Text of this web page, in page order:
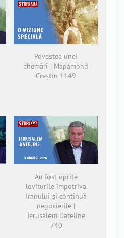
Povestea unei
chemări | Mapamond
Creștin 1149
Au fost oprite
loviturile împotriva
Iranului și continuă
negocierile |
Jerusalem Dateline
740